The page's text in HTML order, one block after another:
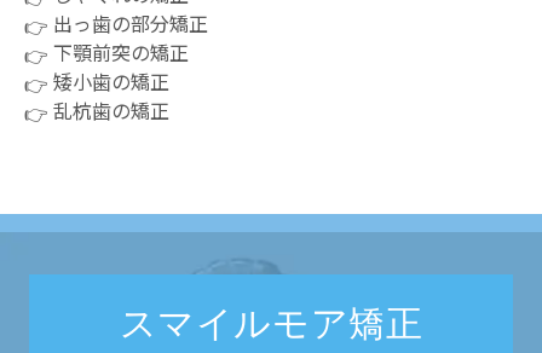
出っ歯の部分矯正
下顎前突の矯正
矮小歯の矯正
乱杭歯の矯正
スマイルモア矯正